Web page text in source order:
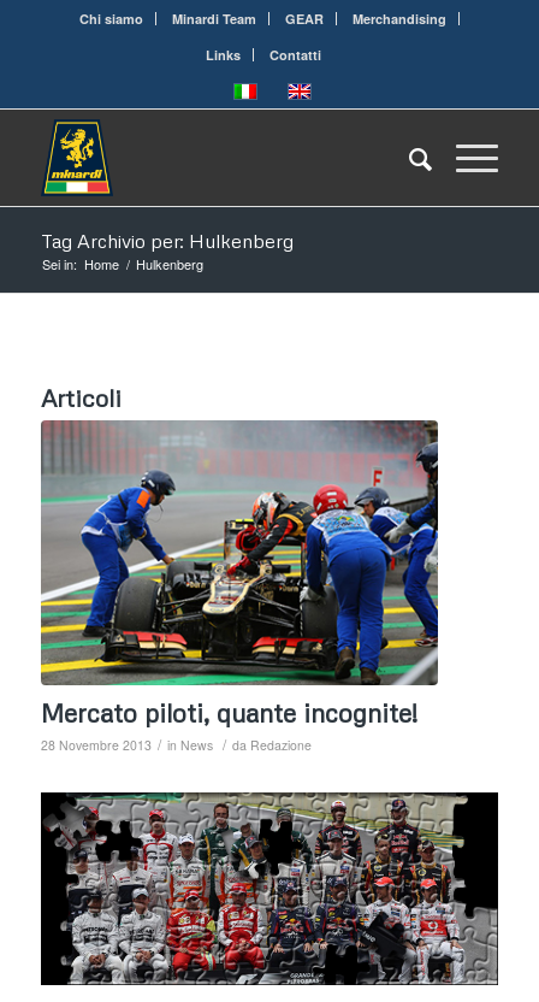
Chi siamo Minardi Team GEAR
Merchandising
Links
Contatti
Tag Archivio per: Hulkenberg
Sei in: Home / Hulkenberg
Articoli
Mercato piloti, quante incognite!
28 Novembre 2013 / in News / da Redazione